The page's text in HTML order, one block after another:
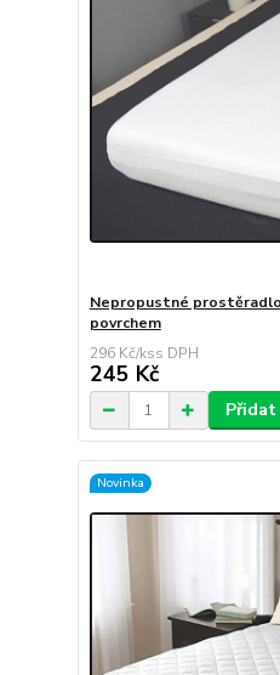
Nepropustné
povrchem
296 Kč/ks
245 Kč
Novinka